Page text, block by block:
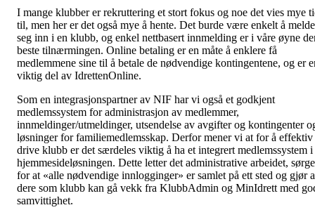
I mange klubber er rekruttering et stort fokus og noe det vies mye
til, men her er det også mye å hente. Det burde være enkelt å melde
seg inn i en klubb, og enkel nettbasert innmelding er i våre øyne
beste tilnærmingen. Online betaling er en måte å enklere få
medlemmene sine til å betale de nødvendige kontingentene, og er
viktig del av IdrettenOnline.
Som en integrasjonspartner av NIF har vi også et godkjent
medlemssystem for administrasjon av medlemmer,
innmeldinger/utmeldinger, utsendelse av avgifter og kontingenter
løsninger for familiemedlemsskap. Derfor mener vi at for å effektiv
drive klubb er det særdeles viktig å ha et integrert medlemssystem i
hjemmesideløsningen. Dette letter det administrative arbeidet,
for at «alle nødvendige innlogginger» er samlet på ett sted og gjør
dere som klubb kan gå vekk fra KlubbAdmin og MinIdrett med
samvittighet.